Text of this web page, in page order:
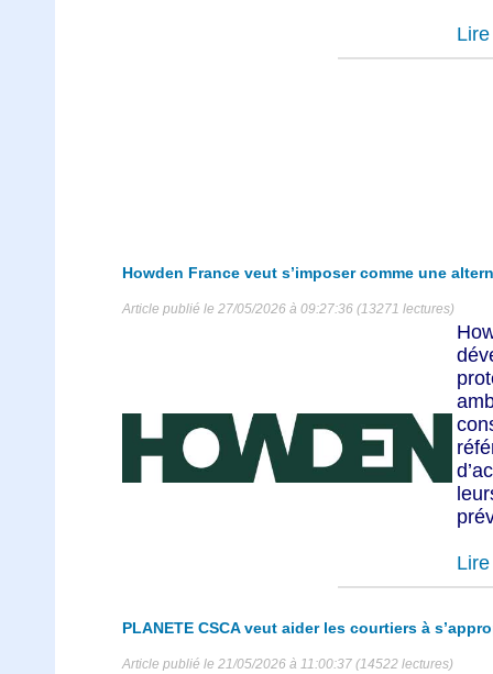
Howden France veut s’imposer comme une
Article publié le 27/05/2026 à 09:27:36 (13271 lectures)
PLANETE CSCA veut aider les courtiers à
Article publié le 21/05/2026 à 11:00:37 (14522 lectures)